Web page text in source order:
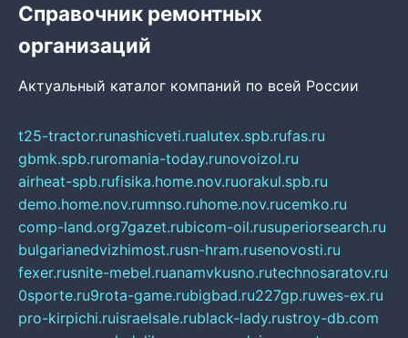
Справочник ремонтных
организаций
Актуальный каталог компаний по всей России
t25-tractor.runashicveti.rualutex.spb.rufas.ru
gbmk.spb.ruromania-today.runovoizol.ru
airheat-spb.rufisika.home.nov.ruorakul.spb.ru
demo.home.nov.rumnso.ruhome.nov.rucemko.ru
comp-land.org7gazet.rubicom-oil.rusuperiorsearch.ru
bulgarianedvizhimost.rusn-hram.rusenovosti.ru
fexer.rusnite-mebel.ruanamvkusno.rutechnosaratov.ru
0sporte.ru9rota-game.rubigbad.ru227gp.ruwes-ex.ru
pro-kirpichi.ruisraelsale.rublack-lady.rustroy-db.com